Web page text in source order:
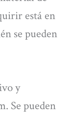
está en
se pueden
y
Se pueden